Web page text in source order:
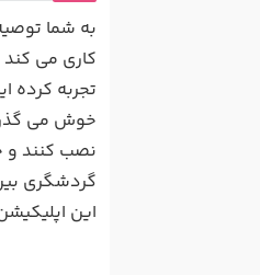
به شما
کاری می کند
تجربه کرده
خوش می
نصب کنند و
گردشگری
این